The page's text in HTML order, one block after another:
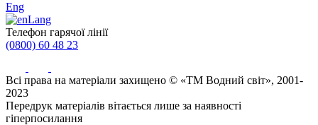
Eng
Телефон гарячої лінії
(0800) 60 48 23
Всі права на матеріали захищено © «ТМ Водний світ», 2001-
2023
Передрук матеріалів вітається лише за наявності
гіперпосилання